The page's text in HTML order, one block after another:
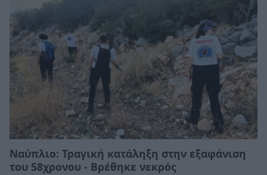
Ναύπλιο: Τραγική κατάληξη στην εξαφάνιση
του 58χρονου - Βρέθηκε νεκρός